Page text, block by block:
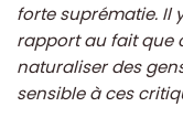
forte suprématie. Il
rapport au fait que
naturaliser des
sensible à ces